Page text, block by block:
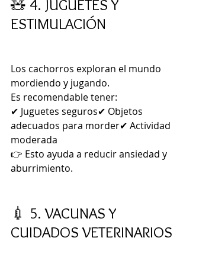
🧸 4. JUGUETES Y
ESTIMULACIÓN
Los cachorros exploran el mundo
mordiendo y jugando.
Es recomendable tener:
✔ Juguetes seguros✔ Objetos
adecuados para morder✔ Actividad
moderada
👉 Esto ayuda a reducir ansiedad y
aburrimiento.
💉 5. VACUNAS Y
CUIDADOS VETERINARIOS